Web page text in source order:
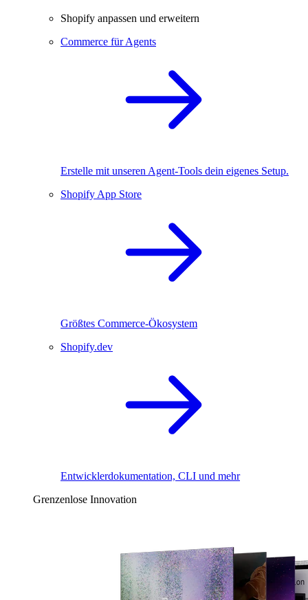
Shopify anpassen und erweitern
Commerce für Agents
Erstelle mit unseren Agent-Tools dein eigenes Setup.
Shopify App Store
Größtes Commerce-Ökosystem
Shopify.dev
Entwicklerdokumentation, CLI und mehr
Grenzenlose Innovation